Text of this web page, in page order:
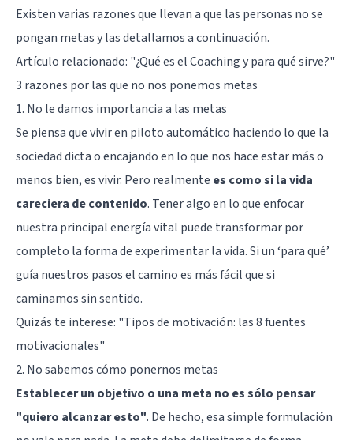
Existen varias razones que llevan a que las personas no se
pongan metas y las detallamos a continuación.
Artículo relacionado: "¿Qué es el Coaching y para qué sirve?"
3 razones por las que no nos ponemos metas
1. No le damos importancia a las metas
Se piensa que vivir en piloto automático haciendo lo que la
sociedad dicta o encajando en lo que nos hace estar más o
menos bien, es vivir. Pero realmente es como si la vida
careciera de contenido. Tener algo en lo que enfocar
nuestra principal energía vital puede transformar por
completo la forma de experimentar la vida. Si un ‘para qué’
guía nuestros pasos el camino es más fácil que si
caminamos sin sentido.
Quizás te interese: "Tipos de motivación: las 8 fuentes
motivacionales"
2. No sabemos cómo ponernos metas
Establecer un objetivo o una meta no es sólo pensar
"quiero alcanzar esto". De hecho, esa simple formulación